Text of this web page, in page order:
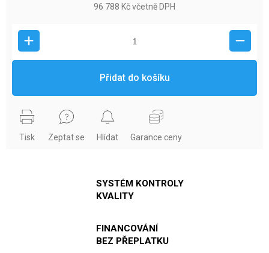
96 788 Kč včetně DPH
Přidat do košíku
Tisk Zeptat se Hlídat Garance ceny
SYSTÉM KONTROLY
KVALITY
FINANCOVÁNÍ
BEZ PŘEPLATKU